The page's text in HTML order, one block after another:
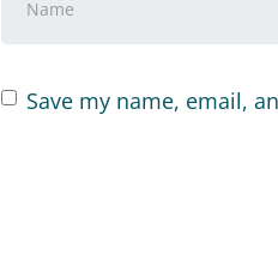
und
Save my name, email,